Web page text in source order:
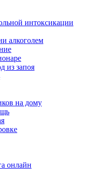
интоксикации
алкоголем
из запоя
на дому
онлайн